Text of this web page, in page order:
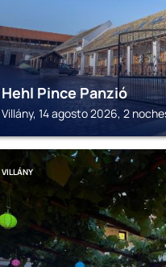
Hehl Pince Panzió
Villány, 14 agosto 2026, 2
VILLÁNY